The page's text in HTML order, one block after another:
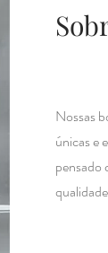
Nossas
únicas e
pensado